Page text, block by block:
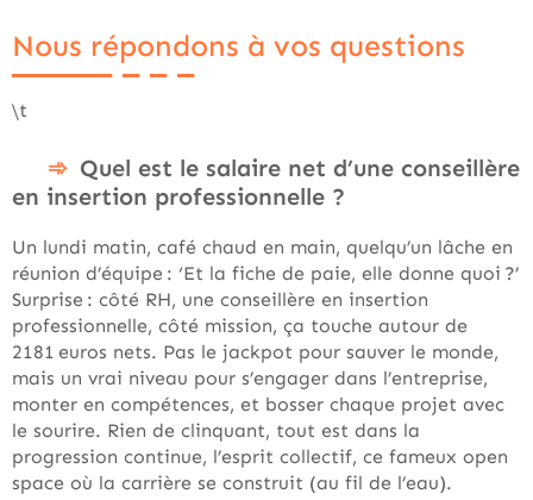
Nous répondons à vos questions
\t
Quel est le salaire net d’une conseillère
en insertion professionnelle ?
Un lundi matin, café chaud en main, quelqu’un lâche en
réunion d’équipe : ‘Et la fiche de paie, elle donne quoi ?’
Surprise : côté RH, une conseillère en insertion
professionnelle, côté mission, ça touche autour de
2181 euros nets. Pas le jackpot pour sauver le monde,
mais un vrai niveau pour s’engager dans l’entreprise,
monter en compétences, et bosser chaque projet avec
le sourire. Rien de clinquant, tout est dans la
progression continue, l’esprit collectif, ce fameux open
space où la carrière se construit (au fil de l’eau).